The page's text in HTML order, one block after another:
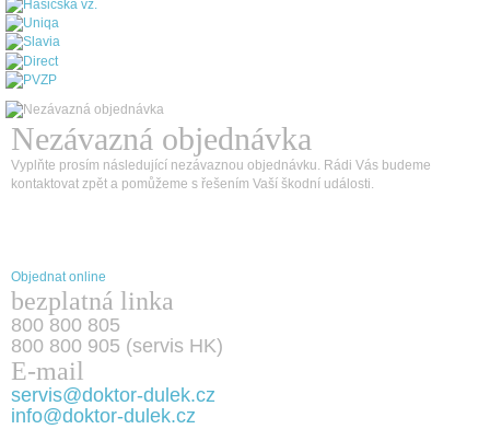
Nezávazná objednávka
Vyplňte prosím následující nezávaznou objednávku. Rádi Vás budeme
kontaktovat zpět a pomůžeme s řešením Vaší škodní události.
Objednat online
bezplatná linka
800 800 805
800 800 905 (servis HK)
E-mail
servis@doktor-dulek.cz
info@doktor-dulek.cz